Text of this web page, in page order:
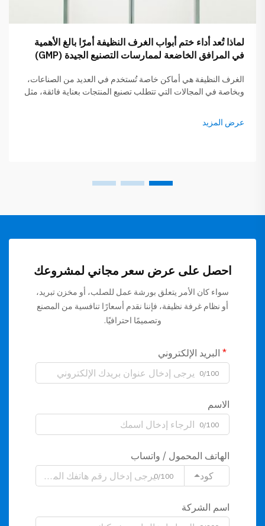
لماذا تُعد أداء ختم أبواب الغرف النظيفة أمرًا بالغ الأهمية
في المرافق الخاضعة لممارسات التصنيع الجيدة (GMP)
الغرف النظيفة هي أماكن خاصة تُستخدم في العديد من الصناعات،
وبخاصة في المجالات التي تتطلب تصنيع المنتجات بعناية فائقة، مثل
النظيفة أهميةً بالغة لأنها تحافظ على نظافة هذه المناطق وسلامتها.
وإذا لم تكن الباب...
عرض المزيد
احصل على عرض سعر مجاني لمشروعك
سواء كان الأمر يتعلق بورشة عمل للصلب، أو مخزن تبريد،
أو نظام غرفة نظيفة، فإننا نقدم أسعارًا تنافسية من المصنع
وتصميمًا احترافيًا.
البريد الإلكتروني
0/100
الاسم
0/100
الهاتف المحمول / واتساب
كود
0/100
اسم الشركة